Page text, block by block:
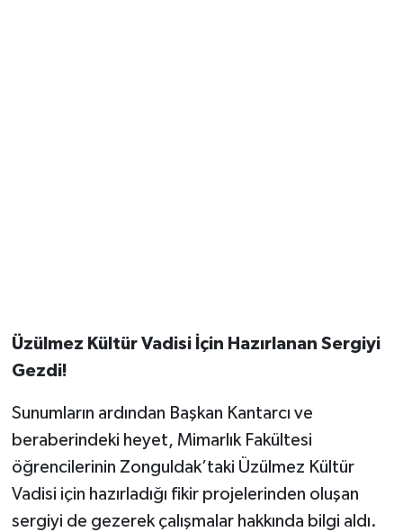
Üzülmez Kültür Vadisi İçin Hazırlanan Sergiyi
Gezdi!
Sunumların ardından Başkan Kantarcı ve
beraberindeki heyet, Mimarlık Fakültesi
öğrencilerinin Zonguldak’taki Üzülmez Kültür
Vadisi için hazırladığı fikir projelerinden oluşan
sergiyi de gezerek çalışmalar hakkında bilgi aldı.